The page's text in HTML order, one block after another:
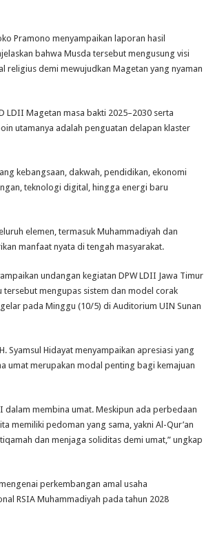
Pramono menyampaikan laporan hasil
bahwa Musda tersebut mengusung visi
religius demi mewujudkan Magetan yang nyaman
LDII Magetan masa bakti 2025–2030 serta
utamanya adalah penguatan delapan klaster
kebangsaan, dakwah, pendidikan, ekonomi
teknologi digital, hingga energi baru
elemen, termasuk Muhammadiyah dan
manfaat nyata di tengah masyarakat.
undangan kegiatan DPW LDII Jawa Timur
tersebut mengupas sistem dan model corak
pada Minggu (10/5) di Auditorium UIN Sunan
Syamsul Hidayat menyampaikan apresiasi yang
umat merupakan modal penting bagi kemajuan
dalam membina umat. Meskipun ada perbedaan
memiliki pedoman yang sama, yakni Al-Qur’an
dan menjaga soliditas demi umat,” ungkap
perkembangan amal usaha
RSIA Muhammadiyah pada tahun 2028